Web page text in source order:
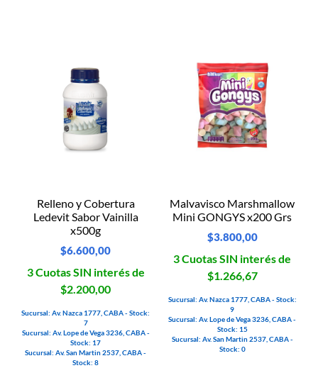
Relleno y Cobertura
Ledevit Sabor Vainilla
x500g
$6.600,00
3 Cuotas SIN interés de
$2.200,00
Sucursal: Av. Nazca 1777, CABA - Stock:
7
Sucursal: Av. Lope de Vega 3236, CABA -
Stock: 17
Sucursal: Av. San Martin 2537, CABA -
Stock: 8
Malvavisco Marshmallow
Mini GONGYS x200 Grs
$3.800,00
3 Cuotas SIN interés de
$1.266,67
Sucursal: Av. Nazca 1777, CABA - Stock:
9
Sucursal: Av. Lope de Vega 3236, CABA -
Stock: 15
Sucursal: Av. San Martin 2537, CABA -
Stock: 0